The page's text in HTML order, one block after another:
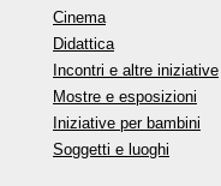
Cinema
Didattica
Incontri e altre iniziative
Mostre e esposizioni
Iniziative per bambini
Soggetti e luoghi